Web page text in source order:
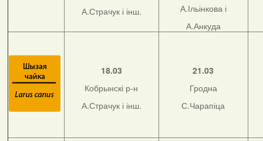
А.Страчук і інш.
А.Ільінкова і
А.Анкуда
18.03
Кобрынскі р-н
А.Страчук і інш.
21.03
Гродна
С.Чарапіца